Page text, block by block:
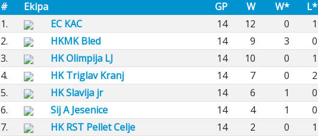
# Ekipa GP W W* L*
1.
EC KAC 14 12 0 1
2.
HKMK Bled 14 9 3 0
3.
HK Olimpija LJ 14 10 0 1
4.
HK Triglav Kranj 14 7 0 2
5.
HK Slavija jr 14 6 1 0
6.
Sij A Jesenice 14 4 1 0
7.
HK RST Pellet Celje 14 2 0 1